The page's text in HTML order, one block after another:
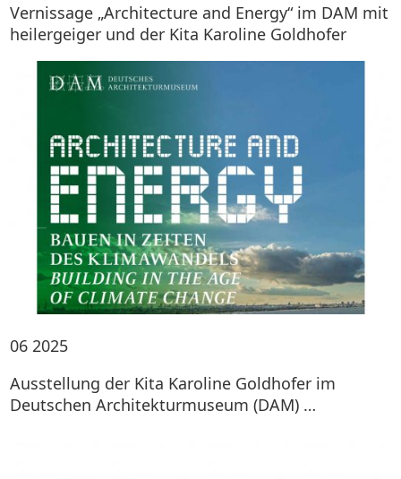
Vernissage „Architecture and Energy“ im DAM mit
heilergeiger und der Kita Karoline Goldhofer
06 2025
Ausstellung der Kita Karoline Goldhofer im
Deutschen Architekturmuseum (DAM) …